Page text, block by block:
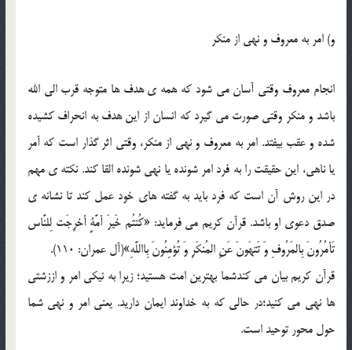
و) امر به معروف و نهی از منکر
انجام معروف وقتی آسان می شود که همه ی هدف ها متوجه قرب الی الله
باشد و منکر وقتی صورت می گیرد که انسان از این هدف به انحراف کشیده
شده و عقب بیفتد. امر به معروف و نهی از منکر، وقتی اثر گذار است که آمر
یا ناهی، این حقیقت را به فرد امر شونده یا نهی شونده القا کند. نکته ی مهم
در این روش آن است که فرد باید به گفته های خود عمل کند تا نشانه ی
صدق دعوی او باشد. قرآن کریم می فرماید: «کُنتُم خَیرَ أمَّةٍ أخرِجَت لِلنَّاس
تَأمُرُونَ بِالمَرُوفِ وَ تَتهَونَ عَنِ المُنکَرِ وَ تُؤمِنُونَ بِااللَّهِ»(آل عمران: 110).
قرآن کریم بیان می کندشما بهترین امت هستید؛ زیرا به نیکی امر و اززشتی
ها نهی می کنید؛در حالی که به خداوند ایمان دارید. یعنی امر و نهی شما
حول محور توحید است.